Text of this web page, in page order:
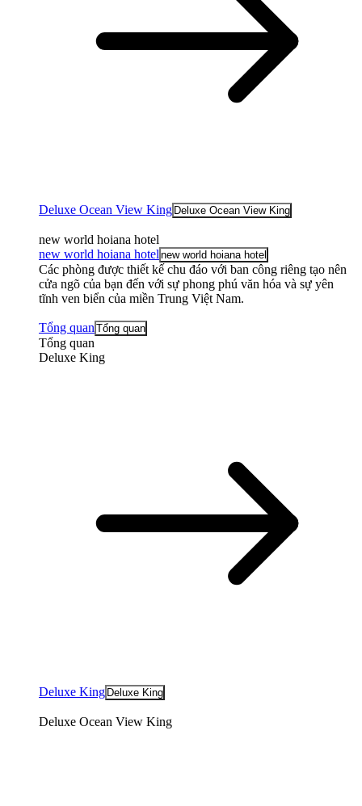
Deluxe Ocean View King Deluxe Ocean View King
new world hoiana hotel
new world hoiana hotel new world hoiana hotel
Các phòng được thiết kế chu đáo với ban công riêng tạo nên
cửa ngõ của bạn đến với sự phong phú văn hóa và sự yên
tĩnh ven biển của miền Trung Việt Nam.
Tổng quan Tổng quan
Tổng quan
Deluxe King
Deluxe King Deluxe King
Deluxe Ocean View King